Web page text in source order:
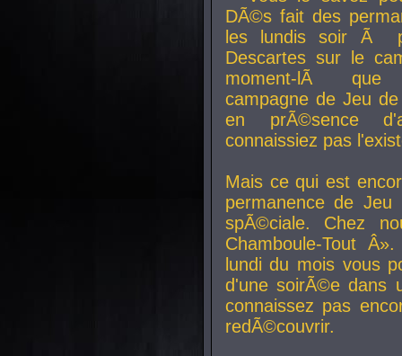
DÃ©s fait des
les lundis soir Ã
Descartes sur le
moment-lÃ que
campagne de Jeu
en prÃ©sence
connaissiez pas
Mais ce qui est
permanence de
spÃ©ciale. Chez
Chamboule-Tout
lundi du mois vous
d'une soirÃ©e dans
connaissez pas
redÃ©couvrir.